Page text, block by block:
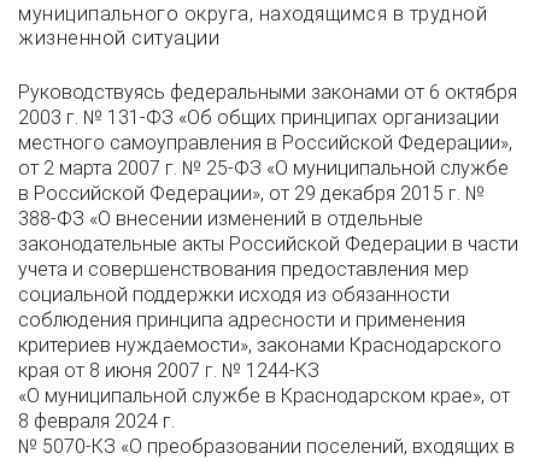
муниципального округа, находящимся в трудной
жизненной ситуации
Руководствуясь федеральными законами от 6 октября
2003 г. № 131-ФЗ «Об общих принципах организации
местного самоуправления в Российской Федерации»,
от 2 марта 2007 г. № 25-ФЗ «О муниципальной службе
в Российской Федерации», от 29 декабря 2015 г. №
388-ФЗ «О внесении изменений в отдельные
законодательные акты Российской Федерации в части
учета и совершенствования предоставления мер
социальной поддержки исходя из обязанности
соблюдения принципа адресности и применения
критериев нуждаемости», законами Краснодарского
края от 8 июня 2007 г. № 1244-КЗ
«О муниципальной службе в Краснодарском крае», от
8 февраля 2024 г.
№ 5070-КЗ «О преобразовании поселений, входящих в